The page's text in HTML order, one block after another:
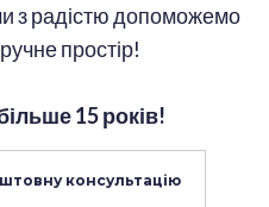
з радістю допоможемо
простір!
15 років!
консультацію